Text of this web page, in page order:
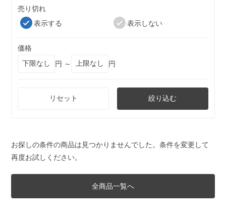
売り切れ
表示する
表示しない
価格
円 ～
円
リセット 絞り込む
お探しの条件の商品は見つかりませんでした。条件を変更して
再度お試しください。
全商品一覧へ